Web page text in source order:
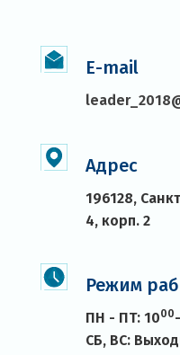
E-mail
Адрес
196128,
4, корп. 2
Режим
ПН - ПТ: 1000
СБ, ВС: